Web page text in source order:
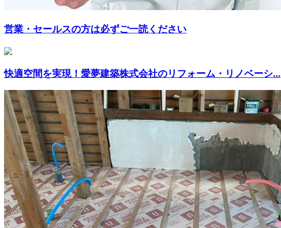
営業・セールスの方は必ずご一読ください
快適空間を実現！愛夢建築株式会社のリフォーム・リノベーシ...